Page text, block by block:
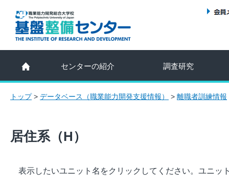
センターの紹介 調査研究
トップ> データベース（職業能力開発支援情報） > 離職者訓練情報
居住系（H）
表示したいユニット名をクリックしてください。ユニッ